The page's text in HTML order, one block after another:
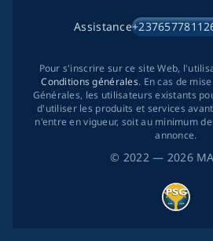
© 2022— 2026
Assistance
Pour s'inscrire sur ce site Web,
Conditions générales. En cas de
Générales, les utilisateurs existants
d'utiliser les produits et services
n'entre en vigueur, soit au minimum
annonce.